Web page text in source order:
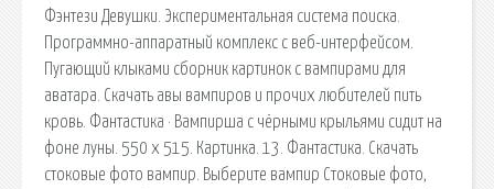
Фэнтези Девушки. Экспериментальная система поиска.
Программно-аппаратный комплекс с веб-интерфейсом.
Пугающий клыками сборник картинок с вампирами для
аватара. Скачать авы вампиров и прочих любителей пить
кровь. Фантастика · Вампирша с чёрными крыльями сидит на
фоне луны. 550 x 515. Картинка. 13. Фантастика. Скачать
стоковые фото вампир. Выберите вампир Стоковые фото,